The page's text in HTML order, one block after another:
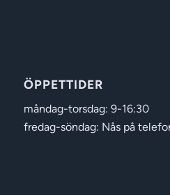
ÖPPETTIDER
måndag-torsdag: 9-16:30
fredag-söndag: Nås på